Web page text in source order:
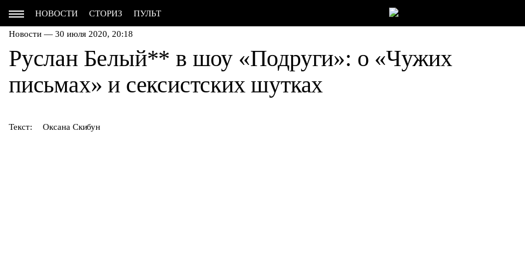
НОВОСТИ СТОРИЗ ПУЛЬТ
Новости — 30 июля 2020, 20:18
Руслан Белый** в шоу «Подруги»: о «Чужих
письмах» и сексистских шутках
Текст: Оксана Скибун